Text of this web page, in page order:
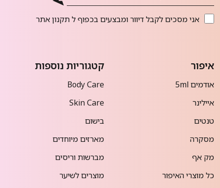
אני מסכים לקבל דיוור ומבצעים בכפוף לתקנון אתר
איפור
אודמים 5ml
איילינר
טנטים
מסקרה
מק אף
כל מוצרי האיפור
קטגוריות נוספות
Body Care
Skin Care
בישום
מארזים מיוחדים
מברשות וריסים
מוצרים לשיער